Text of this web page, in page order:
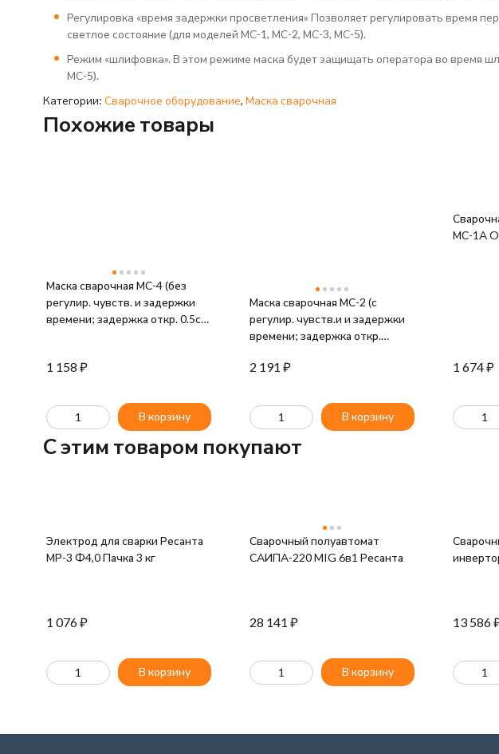
Регулировка «время задержки просветления» Позволяет регулировать время
светлое состояние (для моделей МС-1, МС-2, МС-3, МС-5).
Режим «шлифовка». В этом режиме маска будет защищать оператора во время
МС-5).
Категории: Сварочное оборудование, Маска сварочная
Похожие товары
Маска сварочная МС-4 (без
регулир. чувств. и задержки
времени; задержка откр. 0.5с;
Ресанта 65/34
1 158 ₽
В корзину
Маска сварочная МС-2 (с
регулир. чувств.и и задержки
времени; задержка откр.
перем.; светофильтр ТСК 4000
65/14Штука
2 191 ₽
В корзину
МС-1А
1 674₽
C этим товаром покупают
Электрод для сварки Ресанта
МР-3 Ф4,0 Пачка 3 кг
1 076₽
В корзину
Сварочный полуавтомат
САИПА-220 MIG 6в1 Ресанта
28 141 ₽
В корзину
13 586